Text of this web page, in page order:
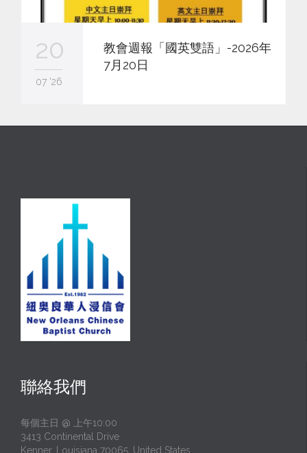
20
07 '26
教會週報「國英雙語」-2026年
7月20日
聯絡我們
每個主日 @ 上午10:00
3413 Continental Drive
Kenner, Louisiana 70065, United States